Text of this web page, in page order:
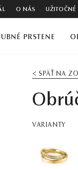
O NÁS
PRSTENE
< SPÄŤ NA
VARIANTY